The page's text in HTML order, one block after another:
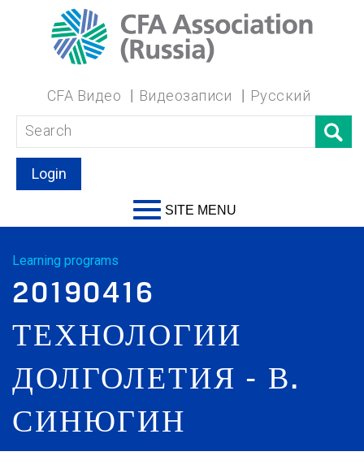
CFA Видео Видеозаписи Русский
Login
SITE MENU
Learning programs
20190416
ТЕХНОЛОГИИ
ДОЛГОЛЕТИЯ - В.
СИНЮГИН